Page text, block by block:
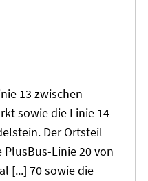
13 zwischen
sowie die Linie 14
Der Ortsteil
PlusBus-Linie20von
[...] 70 sowie die